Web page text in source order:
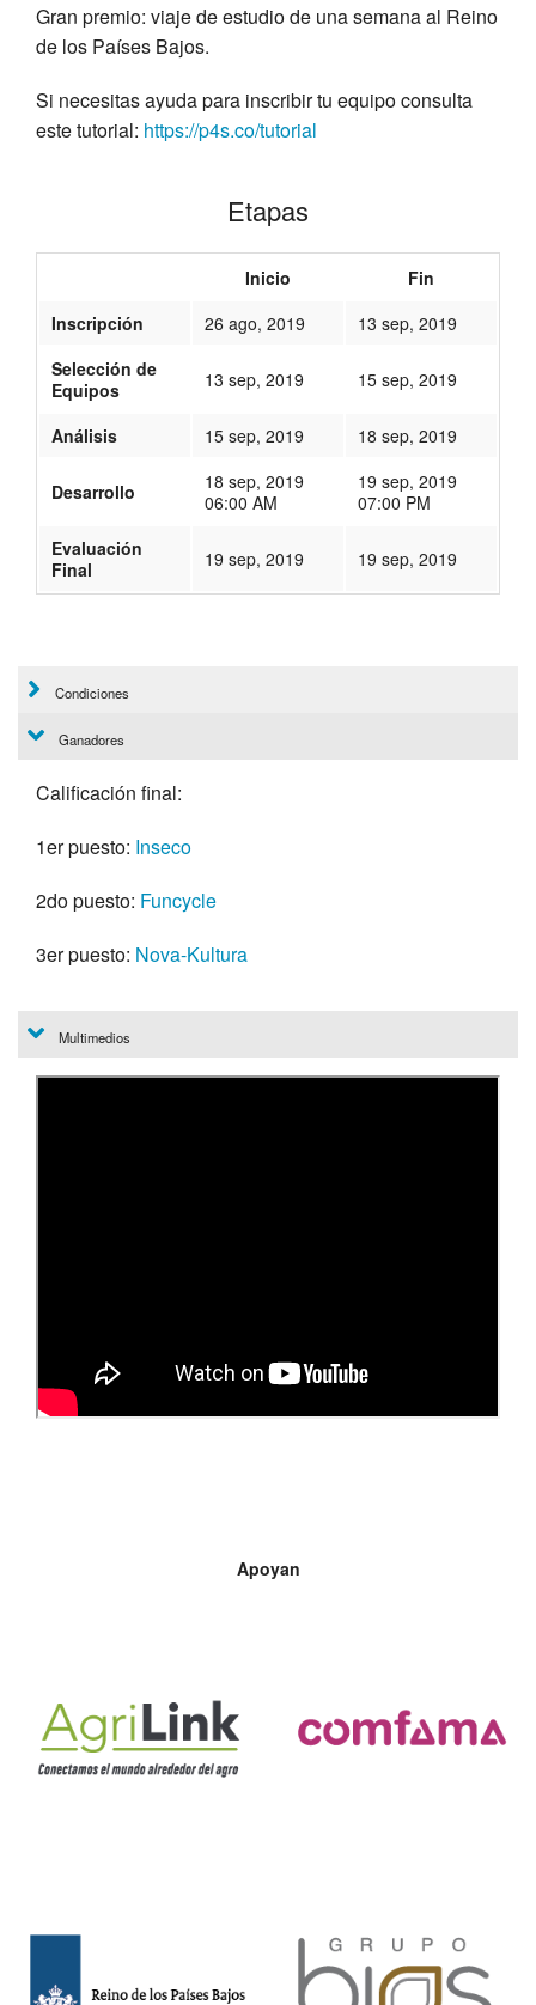
Gran premio: viaje de estudio de una semana al Reino
de los Países Bajos.
Si necesitas ayuda para inscribir tu equipo consulta
este tutorial: https://p4s.co/tutorial
Etapas
Inicio
Fin
Inscripción
26 ago, 2019
13 sep, 2019
Selección de
Equipos
13 sep, 2019 15 sep, 2019
Análisis 15 sep, 2019 18 sep, 2019
Desarrollo
18 sep, 2019
06:00 AM
19 sep, 2019
07:00 PM
Evaluación
Final
19 sep, 2019 19 sep, 2019
Condiciones
Ganadores
Calificación final:
1er puesto: Inseco
2do puesto: Funcycle
3er puesto: Nova-Kultura
Multimedios
Apoyan